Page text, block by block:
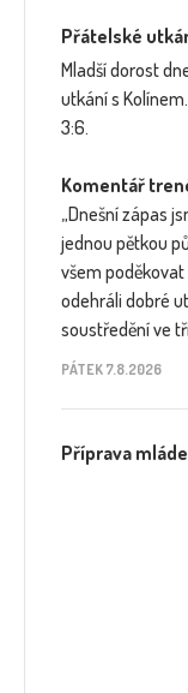
Přátelské
Mladší dorost
utkání s
3:6.
Komentář
„Dnešní zápas
jednou pětkou
všem
odehráli dobré
soustředění ve
PÁTEK 7.8.2026
Příprava